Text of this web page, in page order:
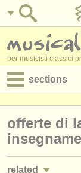
per musicisti classici
sections
jobs -
jobs -
offerte di
related